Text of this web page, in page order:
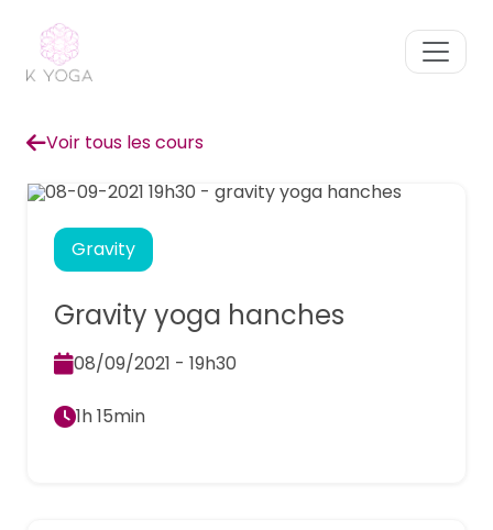
Voir tous les cours
Gravity
Gravity yoga hanches
08/09/2021 - 19h30
1h 15min